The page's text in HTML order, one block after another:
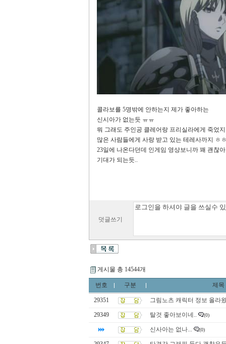
콜라보를 5명밖에 안하는지 제가 좋아하는
신시아가 없는듯 ㅠㅠ
뭐 그래도 주인공 클레어랑 프리실라에게 죽었
많은 사람들에게 사랑 받고 있는 테레사까지 ㅎ
23일에 나온다던데 인게임 영상보니까 꽤 괜찮
기대가 되는듯..
덧글쓰기
게시물 총 14544개
번호 구분 제목
29351 그림노츠 캐릭터 정보 올라
29349 탈것 좋아보이네.. (0)
신사아는 없나... (0)